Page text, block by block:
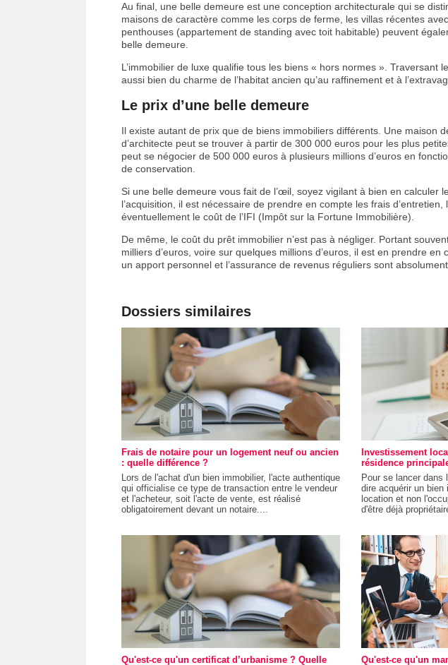
Au final, une belle demeure est une conception architecturale qui se
maisons de caractère comme les corps de ferme, les villas récentes
penthouses (appartement de standing avec toit habitable) peuvent
belle demeure.
L’immobilier de luxe qualifie tous les biens « hors normes ». Traversant
aussi bien du charme de l’habitat ancien qu’au raffinement et à
Le prix d’une belle demeure
Il existe autant de prix que de biens immobiliers différents. Une maison
d’architecte peut se trouver à partir de 300 000 euros pour les plus
peut se négocier de 500 000 euros à plusieurs millions d’euros en
de conservation.
Si une belle demeure vous fait de l’œil, soyez vigilant à bien en calculer
l’acquisition, il est nécessaire de prendre en compte les frais
éventuellement le coût de l’IFI (Impôt sur la Fortune Immobilière).
De même, le coût du prêt immobilier n’est pas à négliger. Portant
milliers d’euros, voire sur quelques millions d’euros, il est en prendre en
un apport personnel et l’assurance de revenus réguliers sont
Dossiers similaires
Frais de notaire pour un logement neuf ou ancien
: quelle différence ?
Lors de l'achat d'un bien immobilier, l'acte authentique
qui officialise ce type de transaction entre le vendeur
et l'acheteur, soit l'acte de vente, est réalisé
obligatoirement devant un notaire....
Investissement
résidence
Pour se lancer
dire acquérir un bien
location et non
d'être déjà
Qu'est-ce qu'un certificat d’urbanisme ? Quelle
Qu'est-ce qu'un